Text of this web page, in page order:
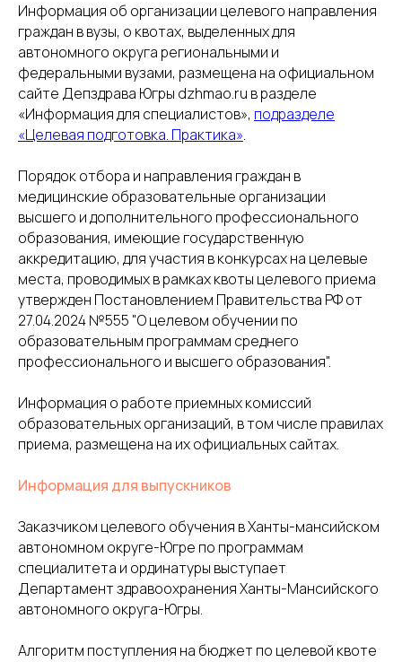
Информация об организации целевого направления
граждан в вузы, о квотах, выделенных для
автономного округа региональными и
федеральными вузами, размещена на официальном
сайте Депздрава Югры dzhmao.ru в разделе
«Информация для специалистов», подразделе
«Целевая подготовка. Практика».
Порядок отбора и направления граждан в
медицинские образовательные организации
высшего и дополнительного профессионального
образования, имеющие государственную
аккредитацию, для участия в конкурсах на целевые
места, проводимых в рамках квоты целевого приема
утвержден Постановлением Правительства РФ от
27.04.2024 №555 "О целевом обучении по
образовательным программам среднего
профессионального и высшего образования".
Информация о работе приемных комиссий
образовательных организаций, в том числе правилах
приема, размещена на их официальных сайтах.
Информация для выпускников
Заказчиком целевого обучения в Ханты-мансийском
автономном округе-Югре по программам
специалитета и ординатуры выступает
Департамент здравоохранения Ханты-Мансийского
автономного округа-Югры.
Алгоритм поступления на бюджет по целевой квоте